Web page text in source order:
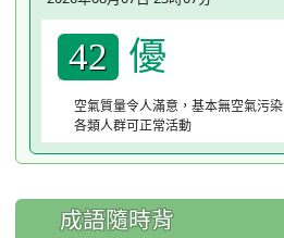
42 優
空氣質量令人滿意，基本無空氣污染
各類人群可正常活動
成語隨時背